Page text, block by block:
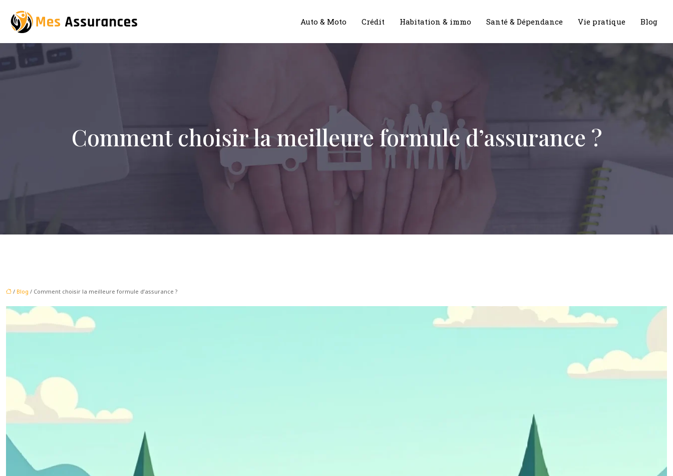
Auto & Moto Crédit Habitation & immo Santé & Dépendance Vie pratique Blog
Comment choisir la meilleure formule d’assurance ?
/ Blog / Comment choisir la meilleure formule d’assurance ?